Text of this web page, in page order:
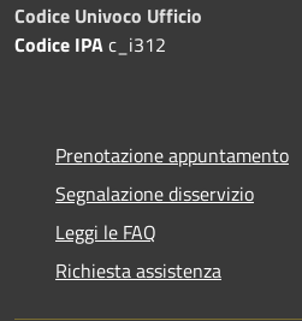
Codice Univoco Ufficio
Codice IPAc_i312
Prenotazione appuntamento
Segnalazione disservizio
Leggi le FAQ
Richiesta assistenza